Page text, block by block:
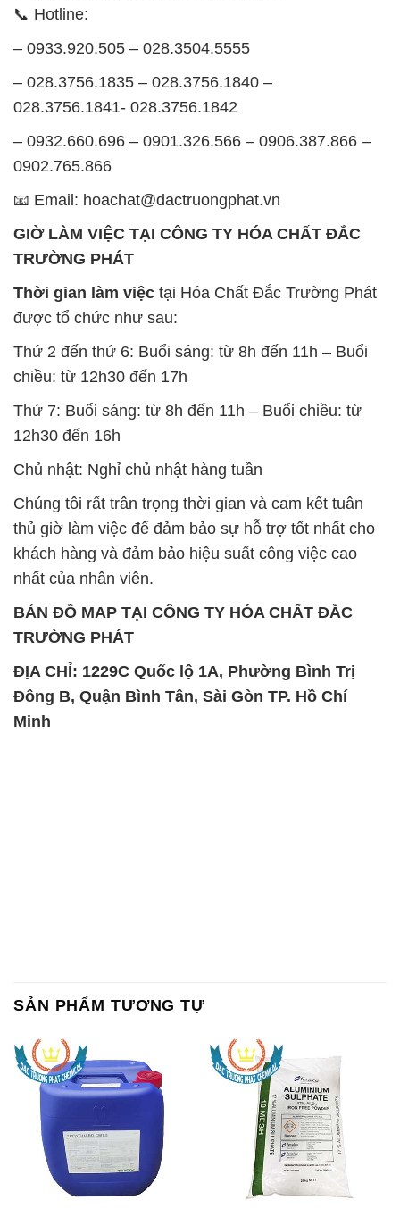
📞 Hotline:
– 0933.920.505 – 028.3504.5555
– 028.3756.1835 – 028.3756.1840 –
028.3756.1841- 028.3756.1842
– 0932.660.696 – 0901.326.566 – 0906.387.866 –
0902.765.866
📧 Email: hoachat@dactruongphat.vn
GIỜ LÀM VIỆC TẠI CÔNG TY HÓA CHẤT ĐẮC
TRƯỜNG PHÁT
Thời gian làm việc tại Hóa Chất Đắc Trường Phát
được tổ chức như sau:
Thứ 2 đến thứ 6: Buổi sáng: từ 8h đến 11h – Buổi
chiều: từ 12h30 đến 17h
Thứ 7: Buổi sáng: từ 8h đến 11h – Buổi chiều: từ
12h30 đến 16h
Chủ nhật: Nghỉ chủ nhật hàng tuần
Chúng tôi rất trân trọng thời gian và cam kết tuân
thủ giờ làm việc để đảm bảo sự hỗ trợ tốt nhất cho
khách hàng và đảm bảo hiệu suất công việc cao
nhất của nhân viên.
BẢN ĐỒ MAP TẠI CÔNG TY HÓA CHẤT ĐẮC
TRƯỜNG PHÁT
ĐỊA CHỈ: 1229C Quốc lộ 1A, Phường Bình Trị
Đông B, Quận Bình Tân, Sài Gòn TP. Hồ Chí
Minh
SẢN PHẨM TƯƠNG TỰ